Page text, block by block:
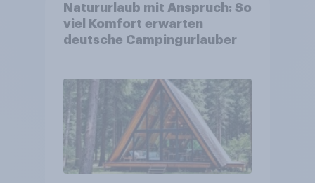
Natururlaub mit Anspruch: So
viel Komfort erwarten
deutsche Campingurlauber